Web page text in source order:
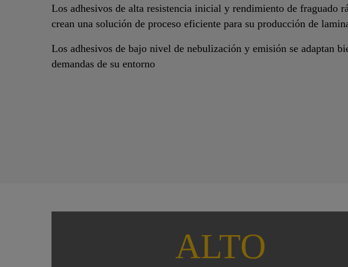
Los adhesivos de alta resistencia inicial y rendimiento de fraguado
crean una solución de proceso eficiente para su producción de
Los adhesivos de bajo nivel de nebulización y emisión se adaptan
demandas de su entorno
ALTO